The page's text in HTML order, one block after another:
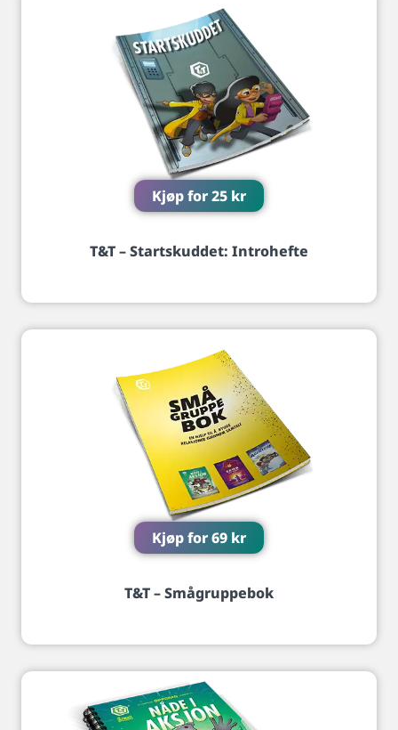
Kjøp for25 kr
T&T – Startskuddet: Introhefte
Kjøp for69 kr
T&T – Smågruppebok